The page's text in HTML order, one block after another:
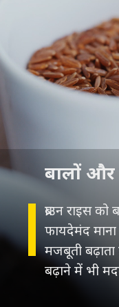
ब्राउन राइस
फायदेमंद
मजबूती
बढ़ाने में भी
बालों और